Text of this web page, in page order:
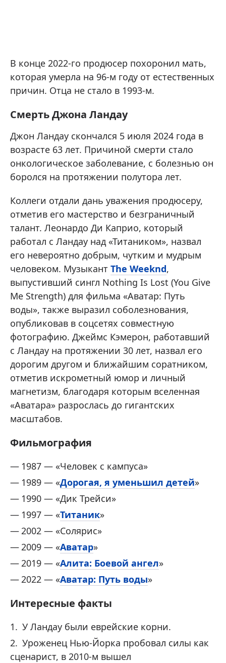
В конце 2022-го продюсер похоронил мать,
которая умерла на 96-м году от естественных
причин. Отца не стало в 1993-м.
Смерть Джона Ландау
Джон Ландау скончался 5 июля 2024 года в
возрасте 63 лет. Причиной смерти стало
онкологическое заболевание, с болезнью он
боролся на протяжении полутора лет.
Коллеги отдали дань уважения продюсеру,
отметив его мастерство и безграничный
талант. Леонардо Ди Каприо, который
работал с Ландау над «Титаником», назвал
его невероятно добрым, чутким и мудрым
человеком. Музыкант The Weeknd,
выпустивший сингл Nothing Is Lost (You Give
Me Strength) для фильма «Аватар: Путь
воды», также выразил соболезнования,
опубликовав в соцсетях совместную
фотографию. Джеймс Кэмерон, работавший
с Ландау на протяжении 30 лет, назвал его
дорогим другом и ближайшим соратником,
отметив искрометный юмор и личный
магнетизм, благодаря которым вселенная
«Аватара» разрослась до гигантских
масштабов.
Фильмография
1987 — «Человек с кампуса»
1989 — «Дорогая, я уменьшил детей»
1990 — «Дик Трейси»
1997 — «Титаник»
2002 — «Солярис»
2009 — «Аватар»
2019 — «Алита: Боевой ангел»
2022 — «Аватар: Путь воды»
Интересные факты
У Ландау были еврейские корни.
Уроженец Нью-Йорка пробовал силы как
сценарист, в 2010-м вышел